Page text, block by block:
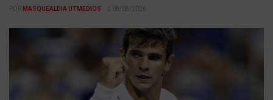
POR MASQUEALDIA UTMEDIOS 08/08/2026